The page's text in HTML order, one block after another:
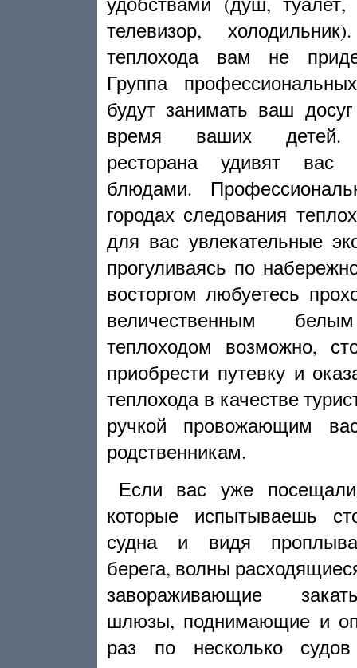
телевизор,
теплохода вам не
Группа
будут занимать ваш
время ваших детей.
ресторана удивят вас
блюдами.
городах следования
для вас увлекательные
прогуливаясь по
восторгом любуетесь
величественным
теплоходом возможно,
приобрести путевку и
теплохода в качестве
ручкой провожающим
родственникам.
Если вас уже
которые испытываешь
судна и видя
берега, волны
завораживающие
шлюзы, поднимающие и
раз по несколько